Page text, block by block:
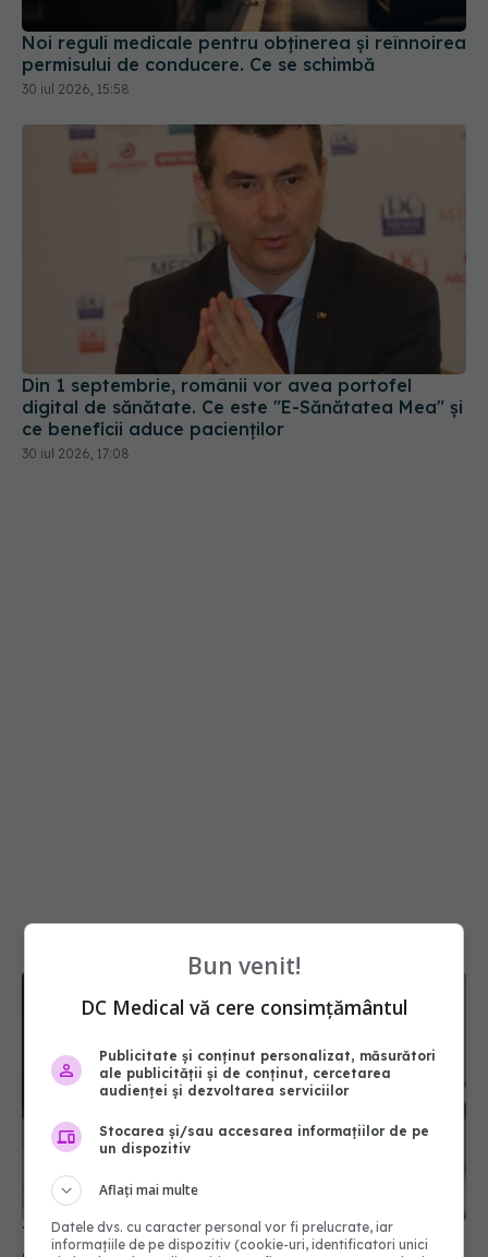
Noi reguli medicale pentru obținerea și reînnoirea
permisului de conducere. Ce se schimbă
30 iul 2026, 15:58
Din 1 septembrie, românii vor avea portofel
digital de sănătate. Ce este "E-Sănătatea Mea" și
ce beneficii aduce pacienților
30 iul 2026, 17:08
Tragedie în lumea medicală. Cine este tânăra
doctoriță care și-a pierdut viața în accidentul din
Bun venit!
DC Medical vă cere consimțământul
Publicitate și conținut personalizat, măsurători
ale publicității și de conținut, cercetarea
audienței și dezvoltarea serviciilor
Stocarea și/sau accesarea informațiilor de pe
un dispozitiv
Aflați mai multe
Datele dvs. cu caracter personal vor fi prelucrate, iar
informațiile de pe dispozitiv (cookie-uri, identificatori unici